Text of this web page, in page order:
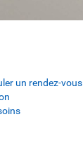
un rendez-vous